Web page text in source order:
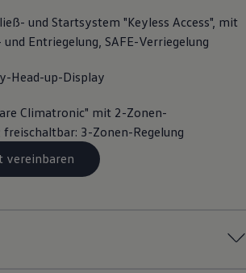
und Reifen
und Unfallhilfe
Teile
und Pflege
und Elektronik
und Ladekabel
und Startsystem "Keyless Access", mit
Entriegelung, SAFE-Verriegelung
Head-up-Display
Climatronic" mit 2-Zonen-
3-Zonen-Regelung
vereinbaren